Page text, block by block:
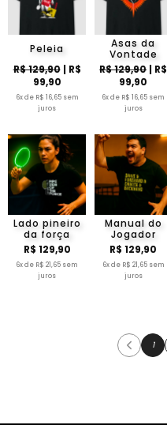
Peleia
R$ 129,90| R$
99,90
6x de R$ 16,65 sem
juros
Asas da
Vontade
R$ 129,90| R$
99,90
6x de R$ 16,65 sem
juros
Lado pineiro
da força
R$ 129,90
6x de R$ 21,65 sem
juros
Manual do
Jogador
R$ 129,90
6x de R$ 21,65 sem
juros
1